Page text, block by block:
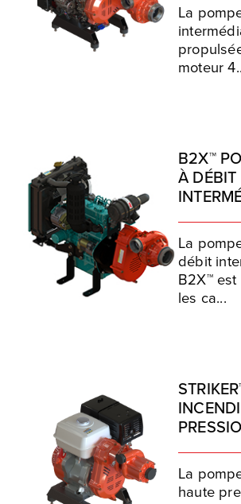
La
moteur
B2X™
À DÉBIT
La
débit
B2X™
les ca...
La
haute